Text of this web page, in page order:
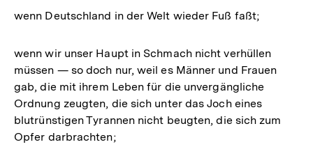
wenn Deutschland in der Welt wieder Fuß faßt;
wenn wir unser Haupt in Schmach nicht verhüllen
müssen — so doch nur, weil es Männer und Frauen
gab, die mit ihrem Leben für die unvergängliche
Ordnung zeugten, die sich unter das Joch eines
blutrünstigen Tyrannen nicht beugten, die sich zum
Opfer darbrachten;